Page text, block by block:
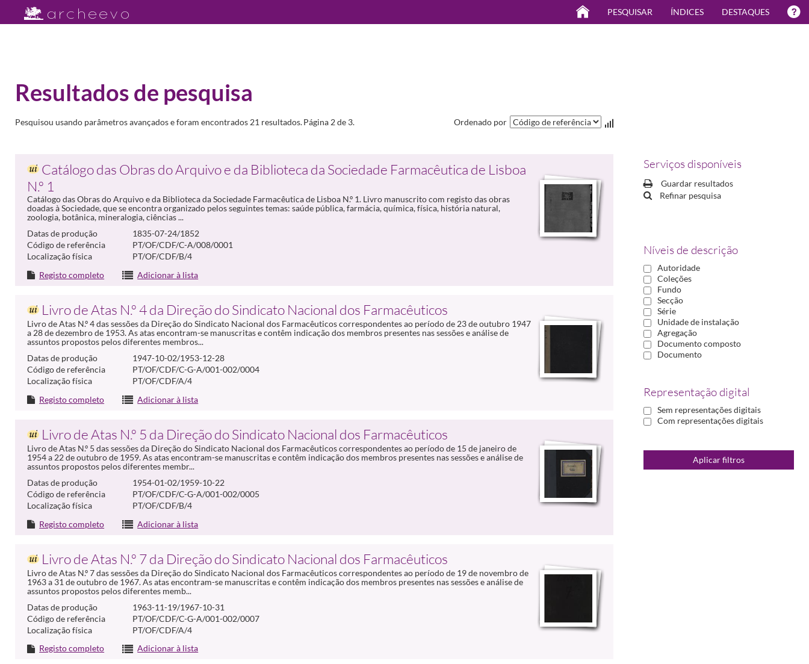
PESQUISAR ÍNDICES DESTAQUES
Resultados de pesquisa
Serviços disponíveis
Guardar resultados
Refinar pesquisa
Níveis de descrição
Autoridade
Coleções
Fundo
Secção
Série
Unidade de instalação
Agregação
Documento composto
Documento
Representação digital
Sem representações digitais
Com representações digitais
Pesquisou usando parâmetros avançados e foram encontrados 21 resultados.Página 2 de 3. Ordenado por
Catálogo das Obras do Arquivo e da Biblioteca da Sociedade Farmacêutica de Lisboa
N.º 1
Catálogo das Obras do Arquivo e da Biblioteca da Sociedade Farmacêutica de Lisboa N.º 1. Livro manuscrito com registo das obras
doadas à Sociedade, que se encontra organizado pelos seguintes temas: saúde pública, farmácia, química, física, história natural,
zoologia, botânica, mineralogia, ciências ...
Datas de produção
1835-07-24/1852
Código de referência
PT/OF/CDF/C-A/008/0001
Localização física
PT/OF/CDF/B/4
Registo completo
Adicionar à lista
Livro de Atas N.º 4 da Direção do Sindicato Nacional dos Farmacêuticos
Livro de Atas N.º 4 das sessões da Direção do Sindicato Nacional dos Farmacêuticos correspondentes ao período de 23 de outubro 1947
a 28 de dezembro de 1953. As atas encontram-se manuscritas e contêm indicação dos membros presentes nas sessões e análise de
assuntos propostos pelos diferentes membros...
Datas de produção
1947-10-02/1953-12-28
Código de referência
PT/OF/CDF/C-G-A/001-002/0004
Localização física
PT/OF/CDF/A/4
Registo completo
Adicionar à lista
Livro de Atas N.º 5 da Direção do Sindicato Nacional dos Farmacêuticos
Livro de Atas N.º 5 das sessões da Direção do Sindicato Nacional dos Farmacêuticos correspondentes ao período de 15 de janeiro de
1954 a 22 de outubro de 1959. As atas encontram-se manuscritas e contêm indicação dos membros presentes nas sessões e análise de
assuntos propostos pelos diferentes membr...
Datas de produção
1954-01-02/1959-10-22
Código de referência
PT/OF/CDF/C-G-A/001-002/0005
Localização física
PT/OF/CDF/B/4
Registo completo
Adicionar à lista
Livro de Atas N.º 7 da Direção do Sindicato Nacional dos Farmacêuticos
Livro de Atas N.º 7 das sessões da Direção do Sindicato Nacional dos Farmacêuticos correspondentes ao período de 19 de novembro de
1963 a 31 de outubro de 1967. As atas encontram-se manuscritas e contêm indicação dos membros presentes nas sessões e análise de
assuntos propostos pelos diferentes memb...
Datas de produção
1963-11-19/1967-10-31
Código de referência
PT/OF/CDF/C-G-A/001-002/0007
Localização física
PT/OF/CDF/A/4
Registo completo
Adicionar à lista